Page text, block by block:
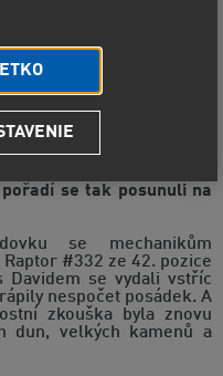
mezi městy San Juan de
MP-Sports i přes
Ouředníček s
se tak posunuli na
se mechanikům
#332 ze 42. pozice
Davidem se vydali vstříc
nespočet posádek. A
zkouška byla znovu
dun, velkých kamenů a